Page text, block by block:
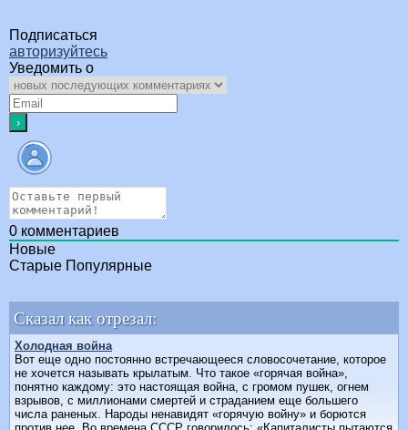
Подписаться
авторизуйтесь
Уведомить о
0 комментариев
Новые
Старые Популярные
Сказал как отрезал:
Холодная война
Вот еще одно постоянно встречающееся словосочетание, которое
не хочется называть крылатым. Что такое «горячая война»,
понятно каждому: это настоящая война, с громом пушек, огнем
взрывов, с миллионами смертей и страданием еще большего
числа раненых. Народы ненавидят «горячую войну» и борются